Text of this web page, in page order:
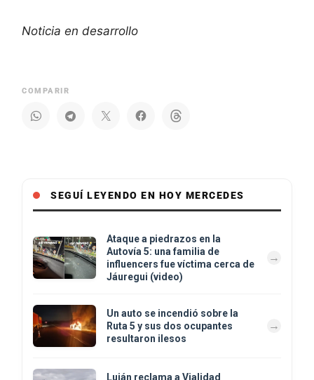
Noticia en desarrollo
COMPARIR
SEGUÍ LEYENDO EN HOY MERCEDES
Ataque a piedrazos en la
Autovía 5: una familia de
influencers fue víctima cerca de
Jáuregui (video)
Un auto se incendió sobre la
Ruta 5 y sus dos ocupantes
resultaron ilesos
Luján reclama a Vialidad